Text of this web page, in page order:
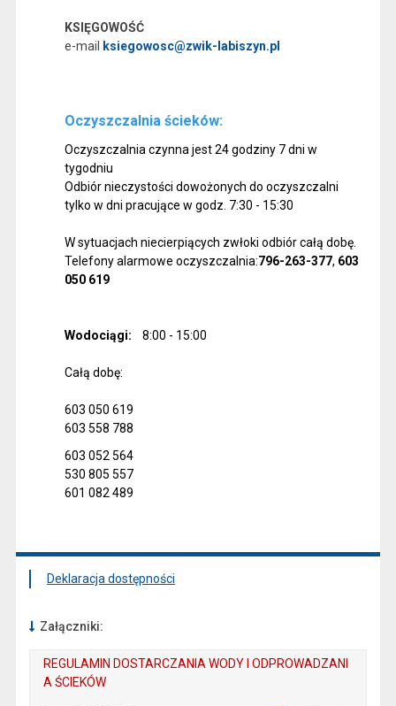
KSIĘGOWOŚĆ
e-mail
ksiegowosc@zwik-labiszyn.pl
Oczyszczalnia ścieków:
Oczyszczalnia czynna jest 24 godziny 7 dni w
tygodniu
Odbiór nieczystości dowożonych do oczyszczalni
tylko w dni pracujące w godz. 7:30 - 15:30
W sytuacjach niecierpiących zwłoki odbiór całą dobę.
Telefony alarmowe oczyszczalnia:796-263-377, 603
050 619
Wodociągi: 8:00 - 15:00
Całą dobę:
603 050 619
603 558 788
603 052 564
530 805 557
601 082 489
Deklaracja dostępności
Załączniki:
REGULAMIN DOSTARCZANIA WODY I ODPROWADZANI
A ŚCIEKÓW